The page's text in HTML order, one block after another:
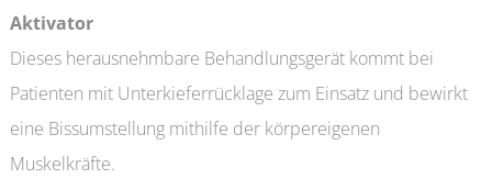
Aktivator
Dieses herausnehmbare Behandlungsgerät kommt bei
Patienten mit Unterkieferrücklage zum Einsatz und bewirkt
eine Bissumstellung mithilfe der körpereigenen
Muskelkräfte.